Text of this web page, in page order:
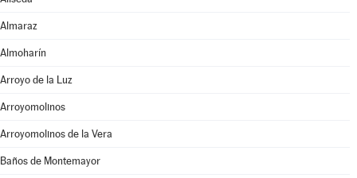
Almaraz
Almoharín
Arroyo de la Luz
Arroyomolinos
Arroyomolinos de la Vera
Baños de Montemayor